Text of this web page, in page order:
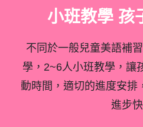
小班教學 孩
不同於一般兒童美語補
學，2~6人小班教學，讓
動時間，適切的進度安排
進步快